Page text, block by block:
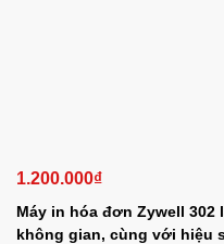
1.200.000₫
Máy in hóa đơn Zywell
không gian, cùng với hiệu